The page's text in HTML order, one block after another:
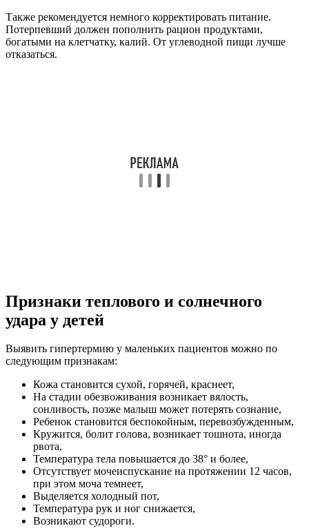
Также рекомендуется немного корректировать питание.
Потерпевший должен пополнить рацион продуктами,
богатыми на клетчатку, калий. От углеводной пищи лучше
отказаться.
Признаки теплового и солнечного
удара у детей
Выявить гипертермию у маленьких пациентов можно по
следующим признакам:
Кожа становится сухой, горячей, краснеет,
На стадии обезвоживания возникает вялость,
сонливость, позже малыш может потерять сознание,
Ребенок становится беспокойным, перевозбужденным,
Кружится, болит голова, возникает тошнота, иногда
рвота,
Температура тела повышается до 38° и более,
Отсутствует мочеиспускание на протяжении 12 часов,
при этом моча темнеет,
Выделяется холодный пот,
Температура рук и ног снижается,
Возникают судороги.